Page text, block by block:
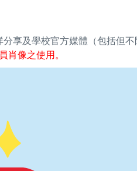
享及學校官方媒體（包括但不
肖像之使用。